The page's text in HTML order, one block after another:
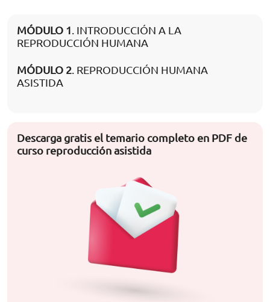
MÓDULO 1. INTRODUCCIÓN A LA
REPRODUCCIÓN HUMANA
MÓDULO 2. REPRODUCCIÓN HUMANA
ASISTIDA
Descarga gratis el temario completo en PDF de
curso reproducción asistida